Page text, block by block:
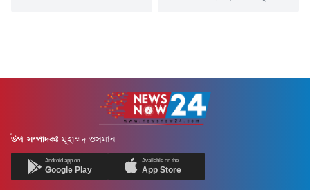
মন্ত্রণালয় থেকে জারি করা এক
প্রজ্ঞাপনে তাঁকে এ পদোন্নতি দিয়ে
একই বিভাগের (জ্বালানি ও খনিজ
সম্পদ বিভাগ) সচিব হিসেবে
মন্ত্রণালয়ের সিনিয়র সহকারী
সচিব...
যায় একদল দুর্বৃত্ত পেট্রোল
বোমাসদৃশ বস্তু নিক্ষেপের পর
আগুন দেখে স্থানীয়রা এগিয়ে এলে
দুর্বৃত্তরা পালিয়ে যায়।বৃহস্পতিবার
উপ-সম্পাদকঃ মুহাম্মদ ওসমান
Android app on
Google Play
Available on the
App Store